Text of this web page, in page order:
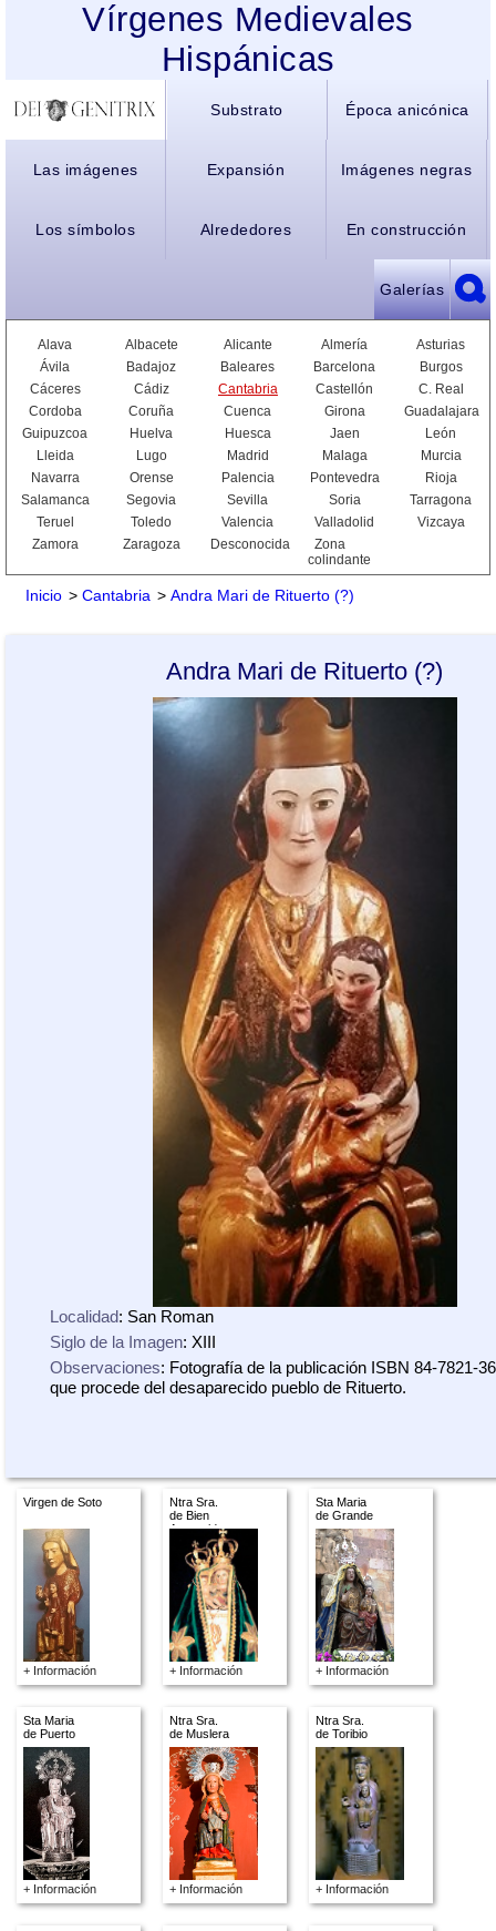
Vírgenes Medievales
Hispánicas
Substrato Época anicónica
Las imágenes Expansión Imágenes negras
Los símbolos Alrededores En construcción
Galerías
Alava Albacete Alicante Almería
Asturias
Ávila
Badajoz Baleares Barcelona
Burgos
Cáceres
Cádiz Cantabria Castellón
C. Real
Cordoba
Coruña Cuenca Girona
Guadalajara
Guipuzcoa
Huelva Huesca Jaen
León
Lleida
Lugo Madrid Malaga
Murcia
Navarra
Orense Palencia Pontevedra
Rioja
Salamanca
Segovia Sevilla Soria
Tarragona
Teruel
Toledo Valencia Valladolid
Vizcaya
Zamora
Zaragoza Desconocida
Zona
colindante
Inicio > Cantabria > Andra Mari de Rituerto (?)
Andra Mari de Rituerto (?)
Localidad: San Roman
Siglo de la Imagen: XIII
Observaciones: Fotografía de la publicación ISBN 84-7821-
que procede del desaparecido pueblo de Rituerto.
Virgen de Soto
+ Información
Ntra Sra.
de Bien
Aparecida
+ Información
Sta Maria
de Grande
+ Información
Sta Maria
de Puerto
+ Información
Ntra Sra.
de Muslera
+ Información
Ntra Sra.
de Toribio
+ Información